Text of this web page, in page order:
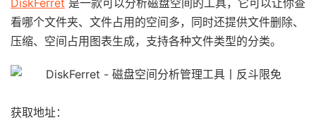
DiskFerret 是一款可以分析磁盘空间的工具，它可以让你查
看哪个文件夹、文件占用的空间多，同时还提供文件删除、
压缩、空间占用图表生成，支持各种文件类型的分类。
获取地址：